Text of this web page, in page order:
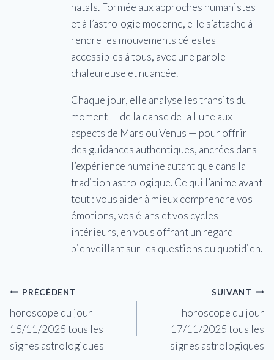
natals. Formée aux approches humanistes
et à l’astrologie moderne, elle s’attache à
rendre les mouvements célestes
accessibles à tous, avec une parole
chaleureuse et nuancée.
Chaque jour, elle analyse les transits du
moment — de la danse de la Lune aux
aspects de Mars ou Venus — pour offrir
des guidances authentiques, ancrées dans
l’expérience humaine autant que dans la
tradition astrologique. Ce qui l’anime avant
tout : vous aider à mieux comprendre vos
émotions, vos élans et vos cycles
intérieurs, en vous offrant un regard
bienveillant sur les questions du quotidien.
Navigation
de
l’article
PRÉCÉDENT
horoscope du jour
15/11/2025 tous les
signes astrologiques
SUIVANT
horoscope du jour
17/11/2025 tous les
signes astrologiques